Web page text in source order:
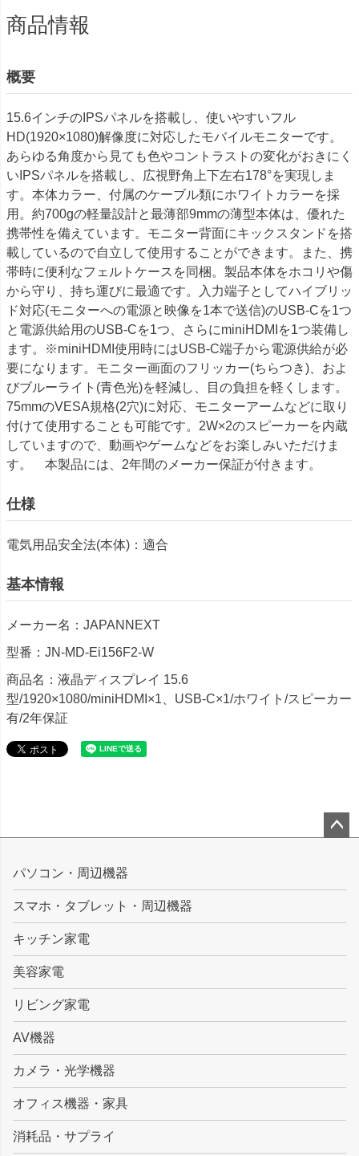
商品情報
概要
15.6インチのIPSパネルを搭載し、使いやすいフル
HD(1920×1080)解像度に対応したモバイルモニターです。
あらゆる角度から見ても色やコントラストの変化がおきにく
いIPSパネルを搭載し、広視野角上下左右178°を実現しま
す。本体カラー、付属のケーブル類にホワイトカラーを採
用。約700gの軽量設計と最薄部9mmの薄型本体は、優れた
携帯性を備えています。モニター背面にキックスタンドを搭
載しているので自立して使用することができます。また、携
帯時に便利なフェルトケースを同梱。製品本体をホコリや傷
から守り、持ち運びに最適です。入力端子としてハイブリッ
ド対応(モニターへの電源と映像を1本で送信)のUSB-Cを1つ
と電源供給用のUSB-Cを1つ、さらにminiHDMIを1つ装備し
ます。※miniHDMI使用時にはUSB-C端子から電源供給が必
要になります。モニター画面のフリッカー(ちらつき)、およ
びブルーライト(青色光)を軽減し、目の負担を軽くします。
75mmのVESA規格(2穴)に対応、モニターアームなどに取り
付けて使用することも可能です。2W×2のスピーカーを内蔵
していますので、動画やゲームなどをお楽しみいただけま
す。 本製品には、2年間のメーカー保証が付きます。
仕様
電気用品安全法(本体)：適合
基本情報
メーカー名：JAPANNEXT
型番：JN-MD-Ei156F2-W
商品名：液晶ディスプレイ 15.6
型/1920×1080/miniHDMI×1、USB-C×1/ホワイト/スピーカー
有/2年保証
ップ
パソコン・周辺機器
スマホ・タブレット・周辺機器
キッチン家電
美容家電
リビング家電
AV機器
カメラ・光学機器
オフィス機器・家具
消耗品・サプライ